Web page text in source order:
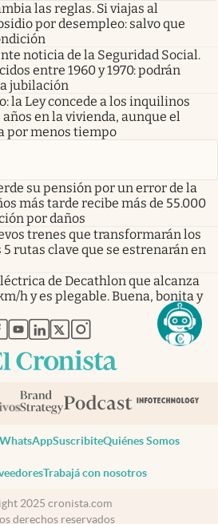
las reglas. Si viajas al
por desempleo: salvo que
noticia de la Seguridad Social.
entre 1960 y 1970: podrán
jubilación
la Ley concede a los inquilinos
en la vivienda, aunque el
por menos tiempo
su pensión por un error de la
más tarde recibe más de 55.000
por daños
trenes que transformarán los
rutas clave que se estrenarán en
de Decathlon que alcanza
h y es plegable. Buena, bonita y
abre en nueva pestaña
abre en nueva pestaña
abre en nueva pestaña
abre en nueva pestaña
abre en nueva pestaña
SuscribiteQuiénes Somos
Trabajá con nosotros
2025 cronista.com
derechos reservados